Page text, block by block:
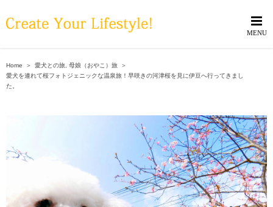
to
Home ＞ 愛犬との旅 母娘（おやこ）旅
＞
愛犬を連れて桜フォトジェニックな温泉旅！早咲きの河津桜を見に伊豆へ行ってきまし
た。